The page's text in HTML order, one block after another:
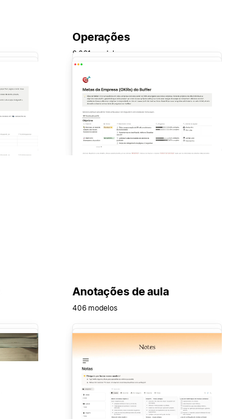
Operações
8.021 modelos
Anotações de aula
406 modelos